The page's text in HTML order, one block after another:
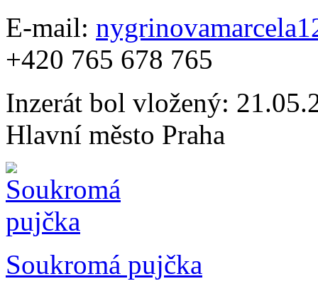
E-mail:
+420 765 678 765
Inzerát bol vložený:
Hlavní město Praha
Soukromá pujčka